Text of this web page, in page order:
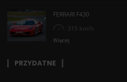
FERRARI F430
315 km/h
Więcej
PRZYDATNE